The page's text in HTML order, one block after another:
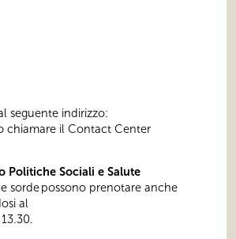
seguente indirizzo:
chiamare il Contact Center
Politiche Sociali e Salute
sorde possono prenotare anche
al